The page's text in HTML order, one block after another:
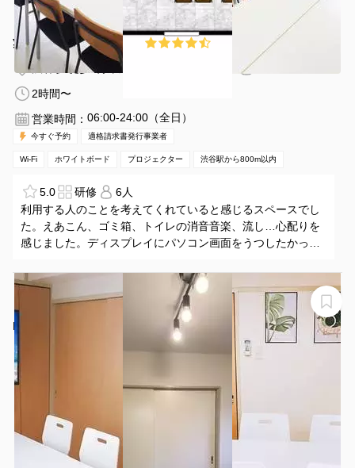
¥825 〜 ¥3432
渋谷駅 徒歩6分
東京都渋谷区桜丘町29-35
2時間〜
営業時間： 06:00-24:00（全日）
今すぐ予約 適格請求書発行事業者
Wi-Fi ホワイトボード プロジェクター 渋谷駅から800m以内
5.0 研修
6人
利用する人のことを考えてくれていると感じるスペースでし
た。えあこん、ゴミ箱、トイレの消音音楽、流し…心配りを
感じました。ディスプレイにパソコン画面をうつしたかった
わかりませんでした。仕方なく15ピンで接続しましたが、画
面が黄色く焼けてしまいました。HDMIのコードをpcに繋い
だ時の入力切り替えでどれを選んだいいかを評価してもらえ
【渋谷駅 3分！】大型テレビ50型（FireTV付き）ミーテ
ィング・ZOOM会議・ボードゲーム！「Hana＊渋谷」